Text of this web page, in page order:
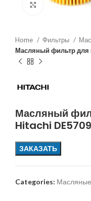
Увеличить
Home Фильтры
Масляный фильтр для
Масляный
Hitachi
ЗАКАЗАТЬ
Categories: